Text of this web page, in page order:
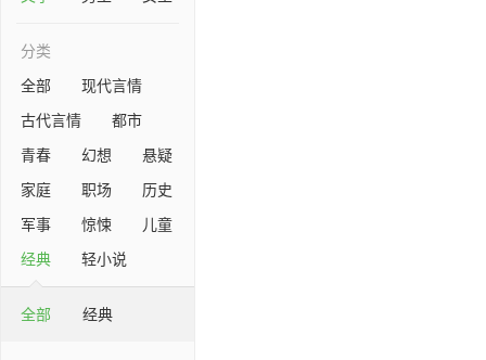
分类
全部
现代言情
古代言情
都市
青春
幻想
悬疑
家庭
职场
历史
军事
惊悚
儿童
经典
轻小说
全部 经典